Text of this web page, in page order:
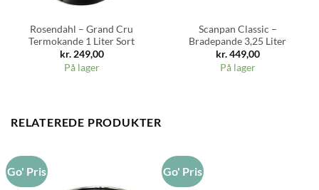
Rosendahl – Grand Cru
Termokande 1 Liter Sort
kr.249,00
På lager
Scanpan Classic –
Bradepande 3,25 Liter
kr.449,00
På lager
RELATEREDE PRODUKTER
Go' Pris Go' Pris